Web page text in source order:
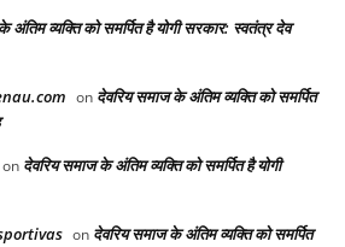
अंतिम व्यक्ति को समर्पित है योगी सरकार: स्वतंत्र देव
on देवरिय समाज के अंतिम व्यक्ति को समर्पित
on देवरिय समाज के अंतिम व्यक्ति को समर्पित है योगी
on देवरिय समाज के अंतिम व्यक्ति को समर्पित